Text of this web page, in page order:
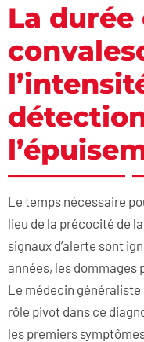
La durée
Le temps nécessaire
lieu de la précocité de
signaux d’alerte sont
années, les dommages
Le médecin généraliste
rôle pivot dans ce
les premiers